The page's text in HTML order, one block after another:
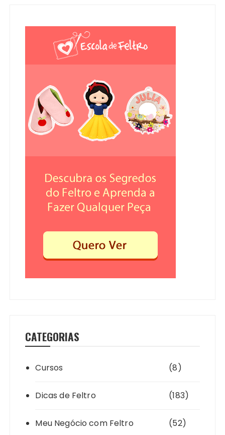
CATEGORIAS
Cursos (8)
Dicas de Feltro (183)
Meu Negócio com Feltro (52)